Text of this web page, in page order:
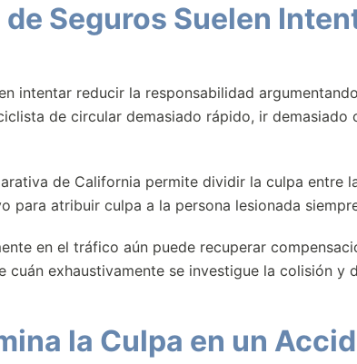
Seguros Suelen
intentar reducir la responsabilidad
de circular demasiado rápido, ir
de California permite dividir la culpa entre
para atribuir culpa a la persona lesionada
en el tráfico aún puede recuperar
cuán exhaustivamente se investigue la colisión y
la Culpa en un